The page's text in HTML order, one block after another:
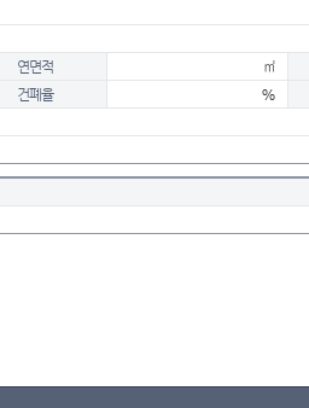
연면적 ㎡
건폐율 %